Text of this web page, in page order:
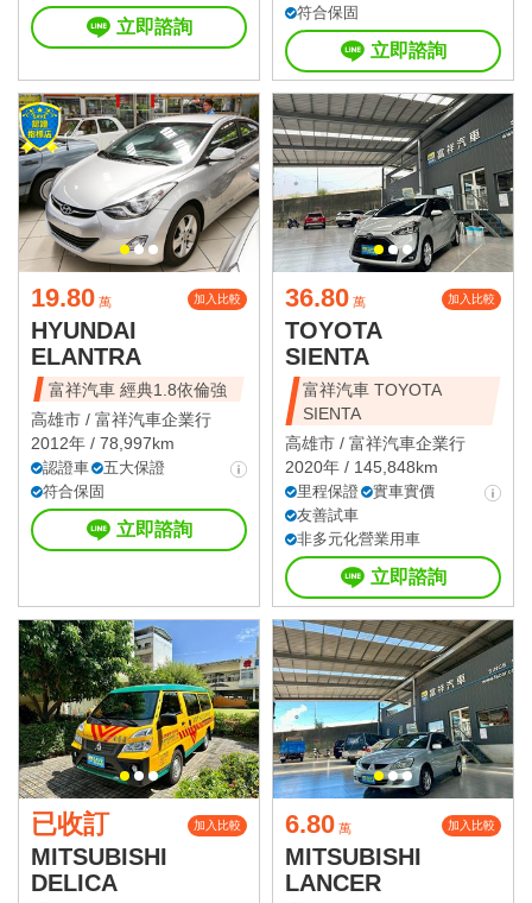
立即諮詢
符合保固
立即諮詢
19.80 萬 加入比較
HYUNDAI
ELANTRA
富祥汽車 經典1.8依倫強
高雄市 / 富祥汽車企業行
2012年 / 78,997km
認證車
五大保證
符合保固
立即諮詢
36.80 萬 加入比較
TOYOTA
SIENTA
富祥汽車 TOYOTA
SIENTA
高雄市 / 富祥汽車企業行
2020年 / 145,848km
里程保證
實車實價
友善試車
非多元化營業用車
立即諮詢
已收訂 加入比較
MITSUBISHI
DELICA
6.80 萬 加入比較
MITSUBISHI
LANCER